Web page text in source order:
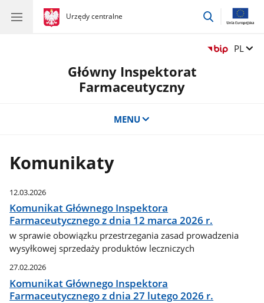
gov.pl
Urzędy centralne
gov.pl
Urzędy
przejdź
Zmień
PL
Główny Inspektorat
Farmaceutyczny
MENU
Komunikaty
12.03.2026
Komunikat Głównego Inspektora
Farmaceutycznego z dnia 12 marca 2026 r.
w sprawie obowiązku przestrzegania zasad prowadzenia
wysyłkowej sprzedaży produktów leczniczych
27.02.2026
Komunikat Głównego Inspektora
Farmaceutycznego z dnia 27 lutego 2026 r.